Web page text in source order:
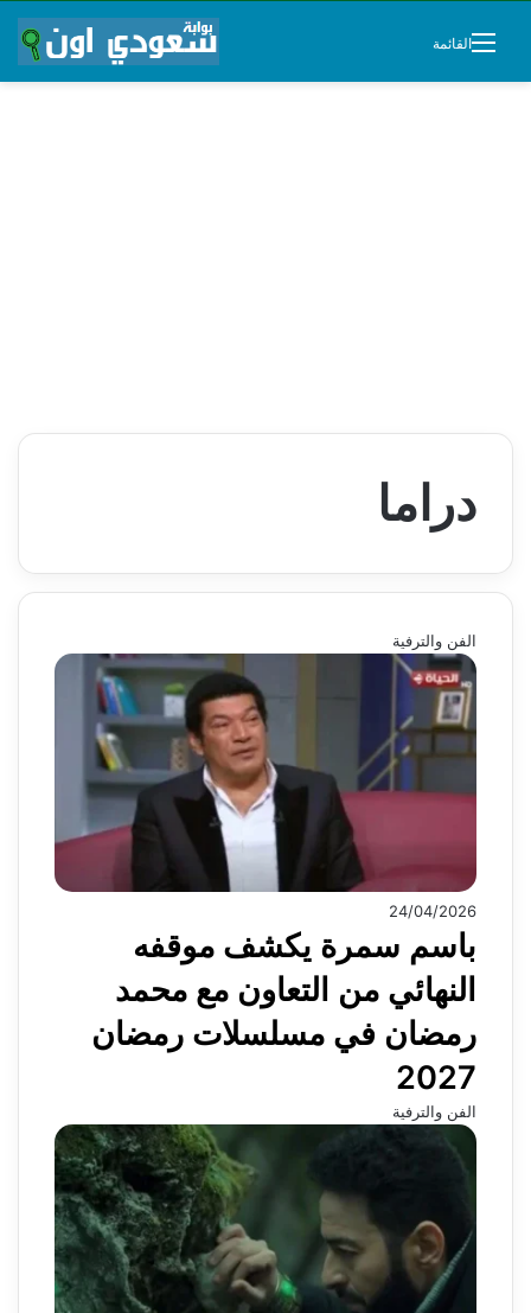
القائمة
دراما
الفن والترفية
24/04/2026
باسم سمرة يكشف موقفه
النهائي من التعاون مع محمد
رمضان في مسلسلات رمضان
2027
الفن والترفية